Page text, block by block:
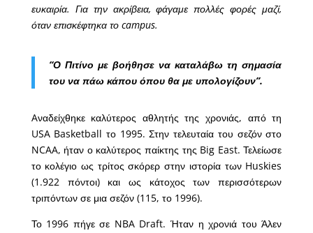
ευκαιρία. Για την ακρίβεια, φάγαμε πολλές φορές μαζί,
όταν επισκέφτηκα το campus.
“Ο Πιτίνο με βοήθησε να καταλάβω τη σημασία
του να πάω κάπου όπου θα με υπολογίζουν”.
Aναδείχθηκε καλύτερος αθλητής της χρονιάς, από τη
USA Basketball το 1995. Στην τελευταία του σεζόν στο
NCAA, ήταν ο καλύτερος παίκτης της Big East. Τελείωσε
το κολέγιο ως τρίτος σκόρερ στην ιστορία των Huskies
(1.922 πόντοι) και ως κάτοχος των περισσότερων
τριπόντων σε μια σεζόν (115, το 1996).
Το 1996 πήγε σε NBA Draft. Ήταν η χρονιά του Άλεν